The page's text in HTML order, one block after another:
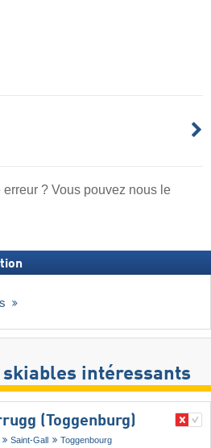
? Vous pouvez nous le
intéressants
(Toggenburg)
Saint-Gall Toggenbourg